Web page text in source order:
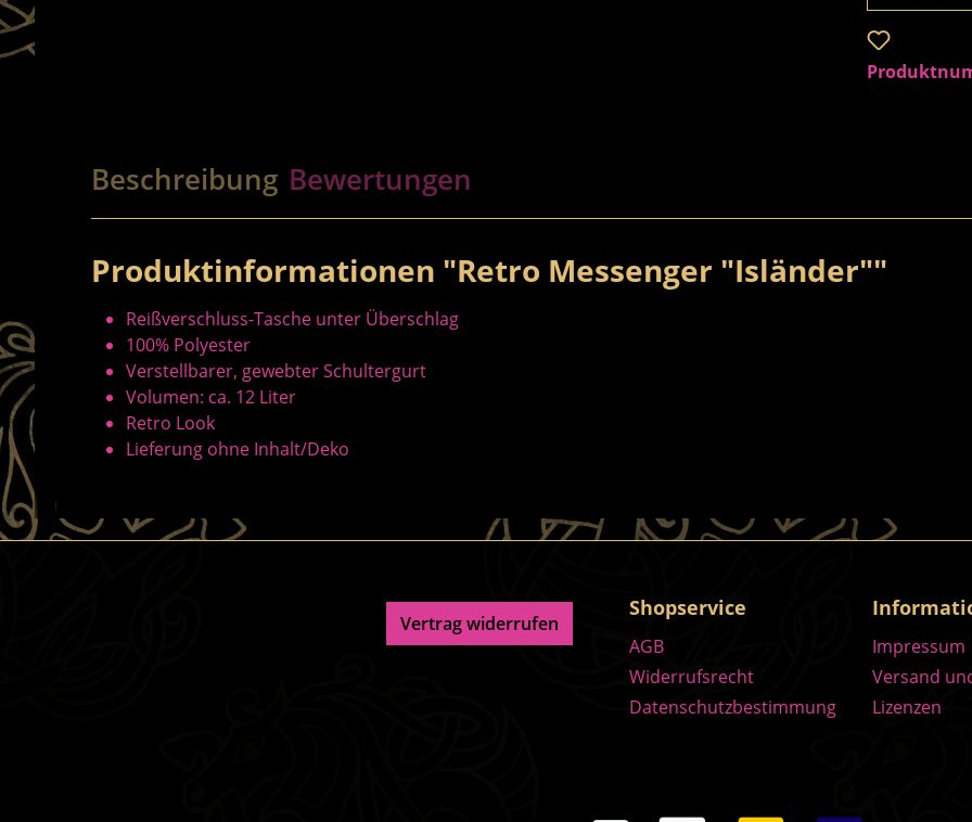
Beschreibung Bewertungen
Produktinformationen "Retro Messenger "Isländer""
Reißverschluss-Tasche unter Überschlag
100% Polyester
Verstellbarer, gewebter Schultergurt
Volumen: ca. 12 Liter
Retro Look
Lieferung ohne Inhalt/Deko
Vertrag widerrufen
Shopservice
AGB
Widerrufsrecht
Datenschutzbestimmung
Impressum
Versand
Lizenzen